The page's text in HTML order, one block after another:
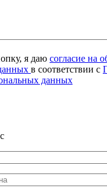
я даю согласие на
в соответствии с
данных